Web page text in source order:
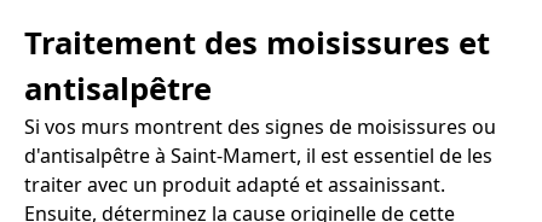
Traitement des moisissures et
antisalpêtre
Si vos murs montrent des signes de moisissures ou
d'antisalpêtre à Saint-Mamert, il est essentiel de les
traiter avec un produit adapté et assainissant.
Ensuite, déterminez la cause originelle de cette